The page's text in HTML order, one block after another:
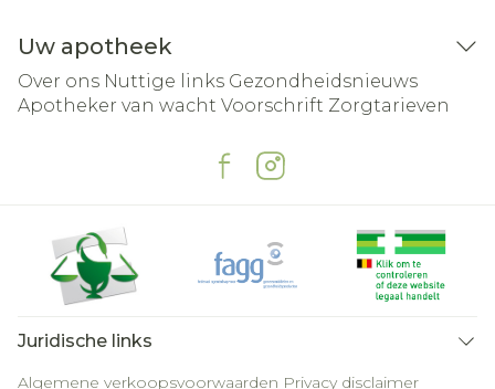
Uw apotheek
Over ons Nuttige links Gezondheidsnieuws
Apotheker van wacht Voorschrift Zorgtarieven
Juridische links
Algemene verkoopsvoorwaarden Privacy disclaimer